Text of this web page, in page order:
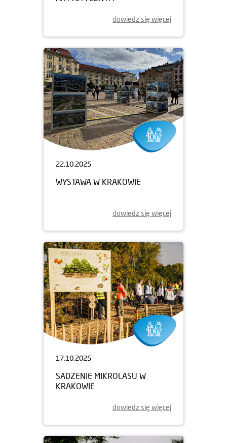
dowiedz się więcej
22.10.2025
WYSTAWA W KRAKOWIE
dowiedz się więcej
17.10.2025
SADZENIE MIKROLASU W
KRAKOWIE
dowiedz się więcej